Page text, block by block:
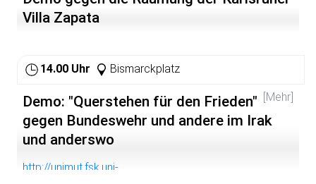
Erlernen von Konfrontationsprinzipien im Rollenspiel.
Villa Zapata
14.00 Uhr Bismarckplatz
[Mehr]
Demo: "Querstehen für den Frieden"
gegen Bundeswehr und andere im Irak
und anderswo
http://unimut.fsk.uni-